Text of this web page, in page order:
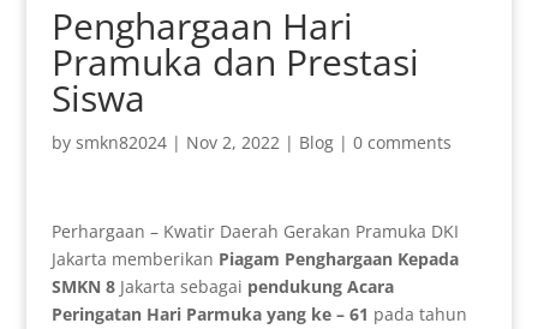
Penghargaan Hari
Pramuka dan Prestasi
Siswa
by smkn82024| Nov 2, 2022| Blog| 0 comments
Perhargaan – Kwatir Daerah Gerakan Pramuka DKI
Jakarta memberikan Piagam Penghargaan Kepada
SMKN 8Jakarta sebagai pendukung Acara
Peringatan Hari Parmuka yang ke – 61 pada tahun